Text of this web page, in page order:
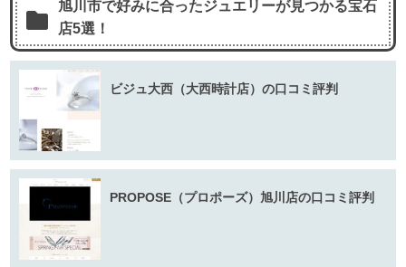
旭川市で好みに合ったジュエリーが見つかる宝石
店5選！
ビジュ大西（大西時計店）の口コミ評判
PROPOSE（プロポーズ）旭川店の口コミ評判